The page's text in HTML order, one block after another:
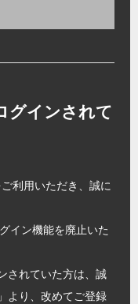
グインされて
利用いただき、誠に
イン機能を廃止いた
されていた方は、誠
より、改めてご登録